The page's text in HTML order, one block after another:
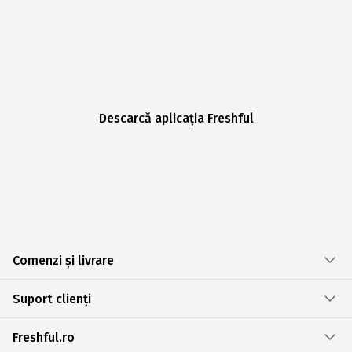
Descarcă aplicația Freshful
Comenzi și livrare
Suport clienți
Freshful.ro